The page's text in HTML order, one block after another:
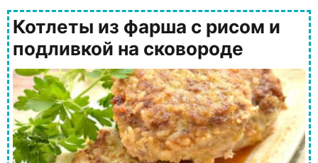
Котлеты из фарша с рисом и
подливкой на сковороде